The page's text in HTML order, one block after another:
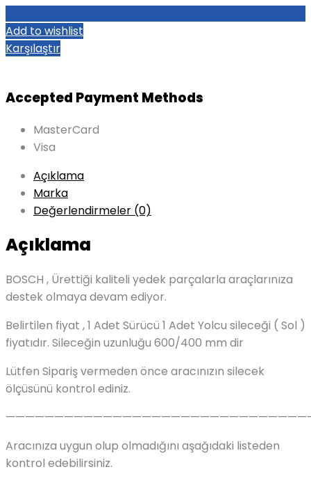
Add to wishlist
Karşılaştır
Accepted Payment Methods
MasterCard
Visa
Açıklama
Marka
Değerlendirmeler (0)
Açıklama
BOSCH , Ürettiği kaliteli yedek parçalarla araçlarınıza
destek olmaya devam ediyor.
Belirtilen fiyat , 1 Adet Sürücü 1 Adet Yolcu sileceği ( Sol )
fiyatıdır. Sileceğin uzunluğu 600/400 mm dir
Lütfen Sipariş vermeden önce aracınızın silecek
ölçüsünü kontrol ediniz.
Aracınıza uygun olup olmadığını aşağıdaki listeden
kontrol edebilirsiniz.